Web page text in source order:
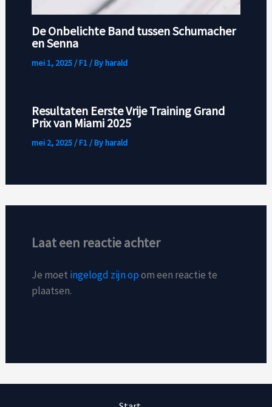
De Onbelichte Band tussen Schumacher
en Senna
mei 1, 2025/F1/ Byharald
Resultaten Eerste Vrije Training Grand
Prix van Miami 2025
mei 2, 2025/F1/ Byharald
Laat een reactie achter
Je moet ingelogd zijn opom een reactie te
plaatsen.